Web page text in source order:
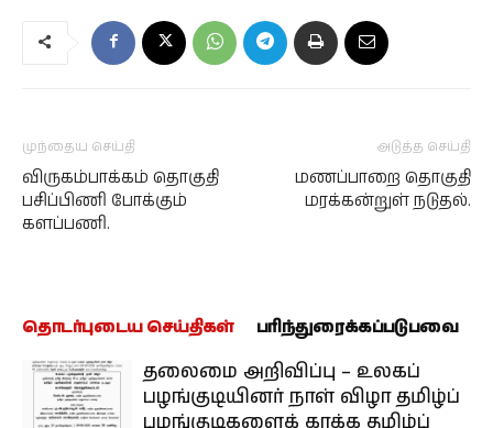
முந்தைய செய்தி
விருகம்பாக்கம் தொகுதி
பசிப்பிணி போக்கும்
களப்பணி.
அடுத்த செய்தி
மணப்பாறை தொகுதி
மரக்கன்றுள் நடுதல்.
தொடர்புடைய செய்திகள் பரிந்துரைக்கப்படுபவை
தலைமை அறிவிப்பு – உலகப்
பழங்குடியினர் நாள் விழா தமிழ்ப்
பழங்குடிகளைக் காக்க தமிழ்ப்